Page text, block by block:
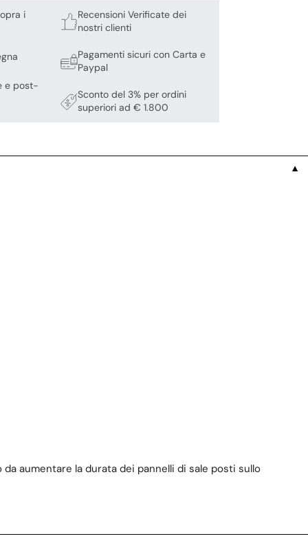
i
e post-
Recensioni Verificate dei
nostri clienti
Pagamenti sicuri con Carta e
Paypal
Sconto del 3% per ordini
superiori ad € 1.800
▼
aumentare la durata dei pannelli di sale posti sullo